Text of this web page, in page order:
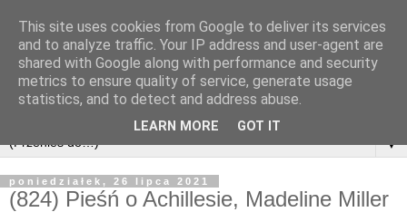
▼
poniedziałek, 26 lipca 2021
(824) Pieśń o Achillesie, Madeline Miller
This site uses cookies from Google to deliver its services
and to analyze traffic. Your IP address and user-agent are
shared with Google along with performance and security
metrics to ensure quality of service, generate usage
statistics, and to detect and address abuse.
LEARN MORE GOT IT